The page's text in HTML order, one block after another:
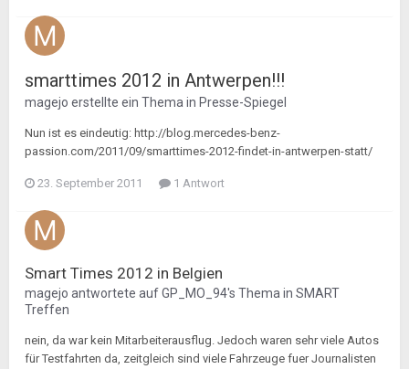
smarttimes 2012 in Antwerpen!!!
magejo erstellte ein Thema in Presse-Spiegel
Nun ist es eindeutig: http://blog.mercedes-benz-
passion.com/2011/09/smarttimes-2012-findet-in-antwerpen-statt/
23. September 2011 1 Antwort
Smart Times 2012 in Belgien
magejo antwortete aufGP_MO_94's Thema in SMART
Treffen
nein, da war kein Mitarbeiterausflug. Jedoch waren sehr viele Autos
für Testfahrten da, zeitgleich sind viele Fahrzeuge fuer Journalisten